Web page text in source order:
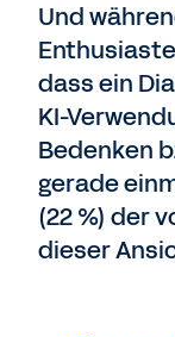
Und
dass ein
KI-
Bedenken
gerade
(22 %) der
dieser